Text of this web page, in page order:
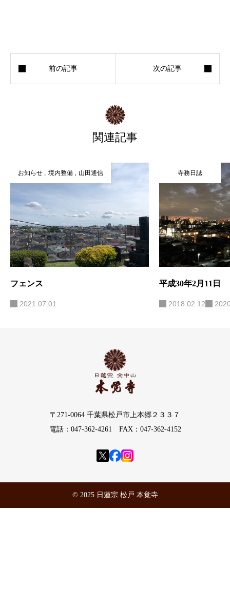
関連記事
お知らせ 境内整備 山田通信
フェンス
2021.07.01
寺務日誌
平成30年2月11日
2018.02.12
〒271-0064 千葉県松戸市上本郷２３３７
電話：047-362-4261 FAX：047-362-4152
© 2025 日蓮宗 松戸 本覚寺